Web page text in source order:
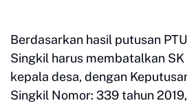
Berdasarkan hasil putusan
Singkil harus membatalkan
kepala desa, dengan
Singkil Nomor: 339 tahun